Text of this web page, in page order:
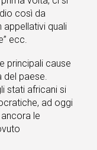
così da
quali
ecc.
principali cause
paese.
stati africani si
ad oggi
le